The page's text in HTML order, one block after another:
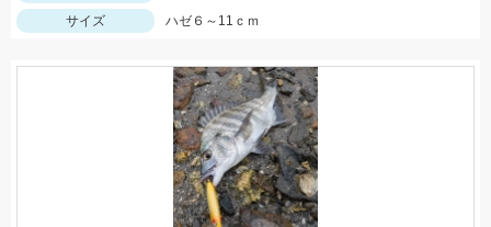
サイズ
ハゼ６～11ｃｍ